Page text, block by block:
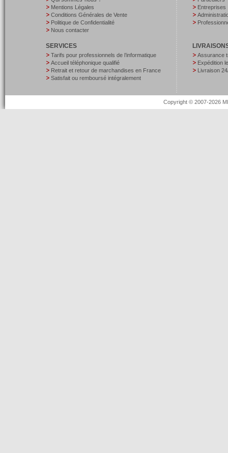
Mentions Légales
Conditions Générales de Vente
Politique de Confidentialité
Nous contacter
SERVICES
Tarifs pour professionnels de l’informatique
Accueil téléphonique qualifié
Retrait et retour de marchandises en France
Satisfait ou remboursé intégralement
Entreprises
Assurance
Expédition
Livraison
Copyright © 2007-2026